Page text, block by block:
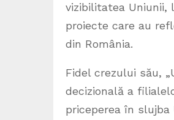
vizibilitatea Uniunii,
proiecte care au
din România.
Fidel crezului său,
decizională a
priceperea în slujba